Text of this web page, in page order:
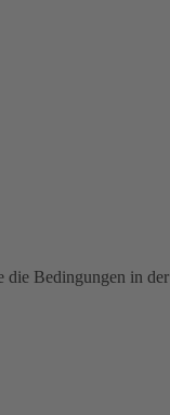
die Bedingungen in der